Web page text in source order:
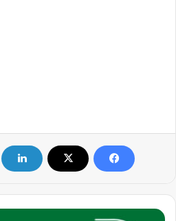
فرصة